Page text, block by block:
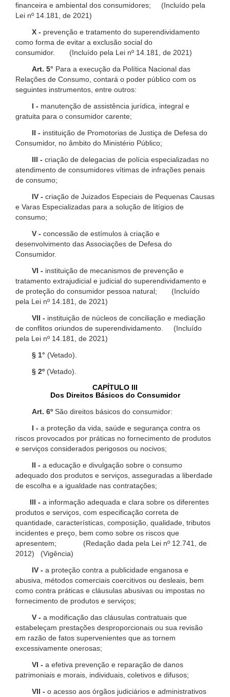
financeira e ambiental dos consumidores; (Incluído pela
Lei nº 14.181, de 2021)
X - prevenção e tratamento do superendividamento
como forma de evitar a exclusão social do
consumidor. (Incluído pela Lei nº 14.181, de 2021)
Art. 5° Para a execução da Política Nacional das
Relações de Consumo, contará o poder público com os
seguintes instrumentos, entre outros:
I - manutenção de assistência jurídica, integral e
gratuita para o consumidor carente;
II - instituição de Promotorias de Justiça de Defesa do
Consumidor, no âmbito do Ministério Público;
III - criação de delegacias de polícia especializadas no
atendimento de consumidores vítimas de infrações penais
de consumo;
IV - criação de Juizados Especiais de Pequenas Causas
e Varas Especializadas para a solução de litígios de
consumo;
V - concessão de estímulos à criação e
desenvolvimento das Associações de Defesa do
Consumidor.
VI - instituição de mecanismos de prevenção e
tratamento extrajudicial e judicial do superendividamento e
de proteção do consumidor pessoa natural; (Incluído
pela Lei nº 14.181, de 2021)
VII - instituição de núcleos de conciliação e mediação
de conflitos oriundos de superendividamento. (Incluído
pela Lei nº 14.181, de 2021)
§ 1° (Vetado).
§ 2º (Vetado).
CAPÍTULO III
Dos Direitos Básicos do Consumidor
Art. 6º São direitos básicos do consumidor:
I - a proteção da vida, saúde e segurança contra os
riscos provocados por práticas no fornecimento de produtos
e serviços considerados perigosos ou nocivos;
II - a educação e divulgação sobre o consumo
adequado dos produtos e serviços, asseguradas a liberdade
de escolha e a igualdade nas contratações;
III - a informação adequada e clara sobre os diferentes
produtos e serviços, com especificação correta de
quantidade, características, composição, qualidade, tributos
incidentes e preço, bem como sobre os riscos que
apresentem; (Redação dada pela Lei nº 12.741, de
2012) (Vigência)
IV - a proteção contra a publicidade enganosa e
abusiva, métodos comerciais coercitivos ou desleais, bem
como contra práticas e cláusulas abusivas ou impostas no
fornecimento de produtos e serviços;
V - a modificação das cláusulas contratuais que
estabeleçam prestações desproporcionais ou sua revisão
em razão de fatos supervenientes que as tornem
excessivamente onerosas;
VI - a efetiva prevenção e reparação de danos
patrimoniais e morais, individuais, coletivos e difusos;
VII - o acesso aos órgãos judiciários e administrativos